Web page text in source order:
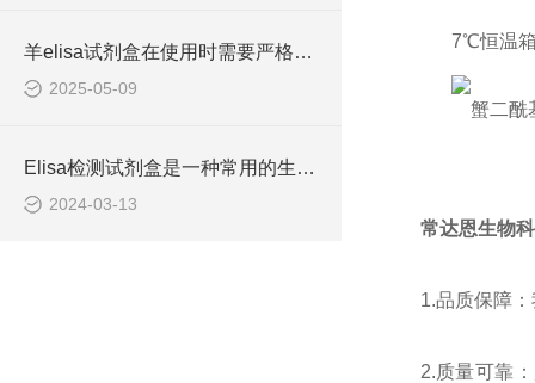
羊elisa试剂盒在使用时需要严格遵守流程
2025-05-09
Elisa检测试剂盒是一种常用的生物化学分析技术
2024-03-13
37℃恒温
常达恩生物
1.品质保障
2.质量可靠